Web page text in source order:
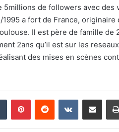
de followers avec des
a fort de France, originaire
Il est père de famille de
2ans qu’il est sur les
des mises en scènes
VKontakte